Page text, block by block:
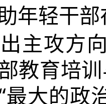
年轻干
攻方向
教育培
最大的政